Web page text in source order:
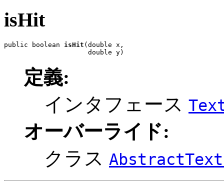
isHit
public boolean isHit (double x,
                     double y)
定義:
インタフェース
オーバーライド:
クラス